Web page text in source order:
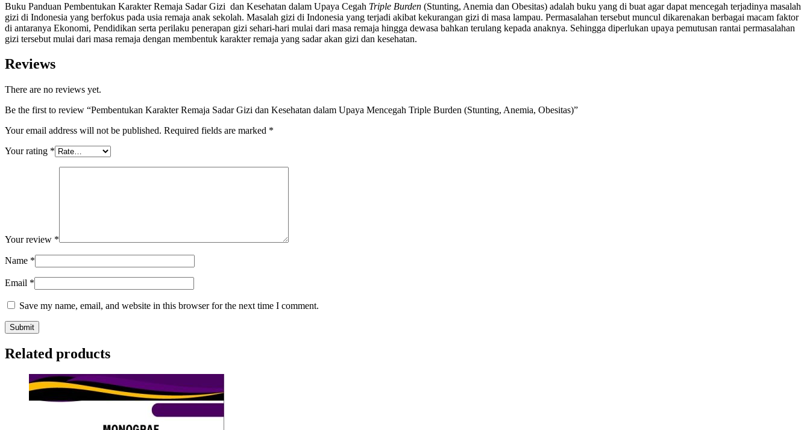
Buku Panduan Pembentukan Karakter Remaja Sadar Gizi dan Kesehatan dalam Upaya Cegah Triple Burden (Stunting, Anemia dan Obesitas) adalah buku yang di buat agar dapat mencegah terjadinya masalah
gizi di Indonesia yang berfokus pada usia remaja anak sekolah. Masalah gizi di Indonesia yang terjadi akibat kekurangan gizi di masa lampau. Permasalahan tersebut muncul dikarenakan berbagai macam faktor
di antaranya Ekonomi, Pendidikan serta perilaku penerapan gizi sehari-hari mulai dari masa remaja hingga dewasa bahkan terulang kepada anaknya. Sehingga diperlukan upaya pemutusan rantai permasalahan
gizi tersebut mulai dari masa remaja dengan membentuk karakter remaja yang sadar akan gizi dan kesehatan.
Reviews
There are no reviews yet.
Be the first to review “Pembentukan Karakter Remaja Sadar Gizi dan Kesehatan dalam Upaya Mencegah Triple Burden (Stunting, Anemia, Obesitas)”
Your email address will not be published. Required fields are marked *
Your rating *
Your review *
Name *
Email *
Save my name, email, and website in this browser for the next time I comment.
Related products